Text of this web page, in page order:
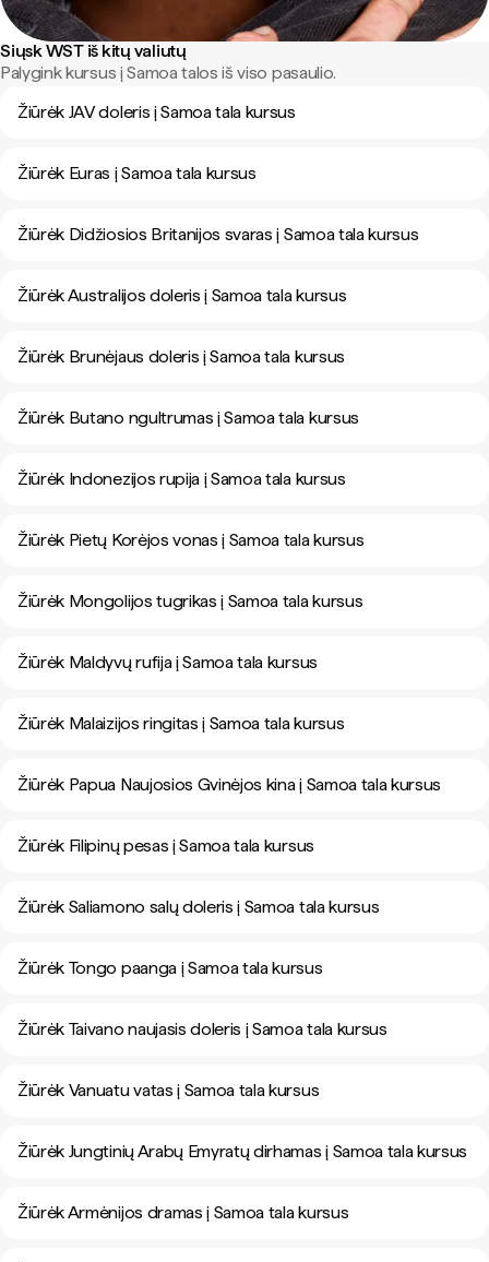
Siųsk WST iš kitų valiutų
Palygink kursus į Samoa talos iš viso pasaulio.
Žiūrėk JAV doleris į Samoa tala kursus
Žiūrėk Euras į Samoa tala kursus
Žiūrėk Didžiosios Britanijos svaras į Samoa tala kursus
Žiūrėk Australijos doleris į Samoa tala kursus
Žiūrėk Brunėjaus doleris į Samoa tala kursus
Žiūrėk Butano ngultrumas į Samoa tala kursus
Žiūrėk Indonezijos rupija į Samoa tala kursus
Žiūrėk Pietų Korėjos vonas į Samoa tala kursus
Žiūrėk Mongolijos tugrikas į Samoa tala kursus
Žiūrėk Maldyvų rufija į Samoa tala kursus
Žiūrėk Malaizijos ringitas į Samoa tala kursus
Žiūrėk Papua Naujosios Gvinėjos kina į Samoa tala kursus
Žiūrėk Filipinų pesas į Samoa tala kursus
Žiūrėk Saliamono salų doleris į Samoa tala kursus
Žiūrėk Tongo paanga į Samoa tala kursus
Žiūrėk Taivano naujasis doleris į Samoa tala kursus
Žiūrėk Vanuatu vatas į Samoa tala kursus
Žiūrėk Jungtinių Arabų Emyratų dirhamas į Samoa tala kursus
Žiūrėk Armėnijos dramas į Samoa tala kursus